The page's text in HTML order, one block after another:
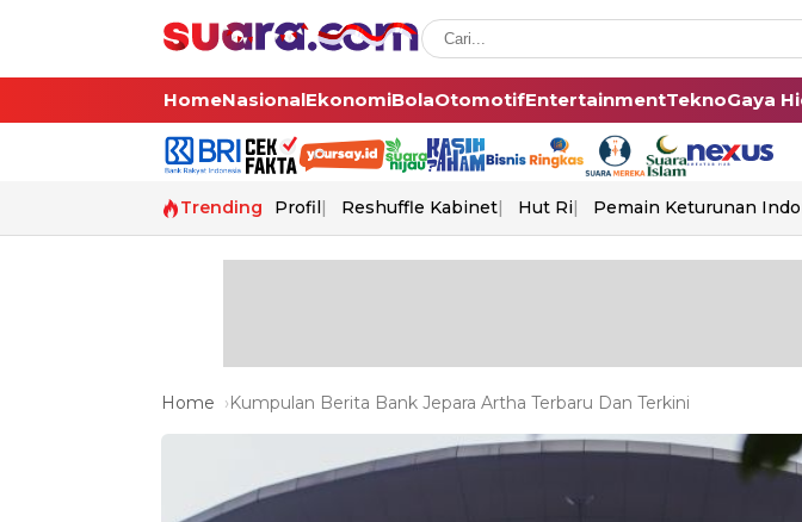
HomeNasionalEkonomiBolaOtomotifEntertainmentTeknoGaya
Trending Profil Reshuffle Kabinet Hut Ri Pemain Keturunan
Home Kumpulan Berita Bank Jepara Artha Terbaru Dan Terkini